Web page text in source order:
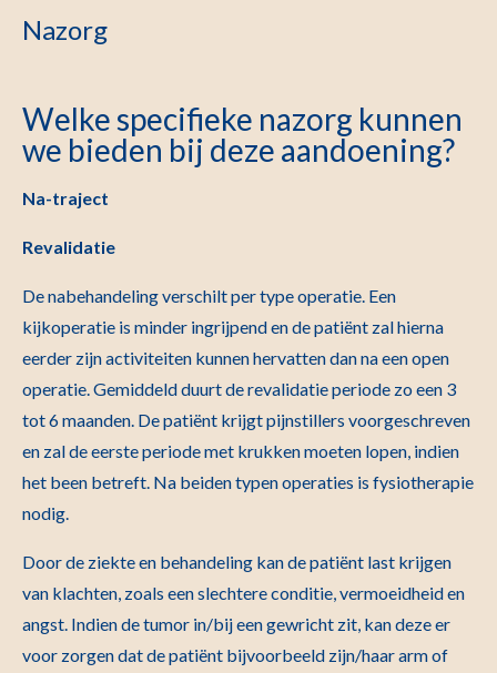
Nazorg
Welke specifieke nazorg kunnen
we bieden bij deze aandoening?
Na-traject
Revalidatie
De nabehandeling verschilt per type operatie. Een
kijkoperatie is minder ingrijpend en de patiënt zal hierna
eerder zijn activiteiten kunnen hervatten dan na een open
operatie. Gemiddeld duurt de revalidatie periode zo een 3
tot 6 maanden. De patiënt krijgt pijnstillers voorgeschreven
en zal de eerste periode met krukken moeten lopen, indien
het been betreft. Na beiden typen operaties is fysiotherapie
nodig.
Door de ziekte en behandeling kan de patiënt last krijgen
van klachten, zoals een slechtere conditie, vermoeidheid en
angst. Indien de tumor in/bij een gewricht zit, kan deze er
voor zorgen dat de patiënt bijvoorbeeld zijn/haar arm of